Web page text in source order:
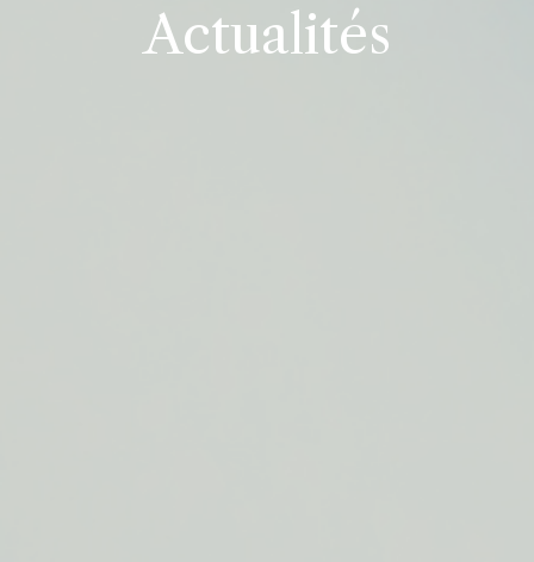
Actualités